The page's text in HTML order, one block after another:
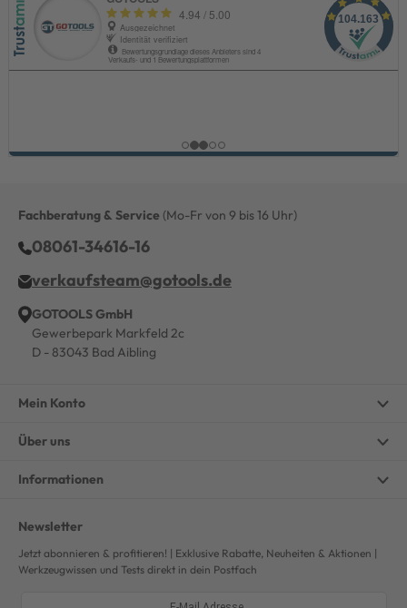
Fachberatung & Service (Mo-Fr von 9 bis 16 Uhr)
08061-34616-16
verkaufsteam@gotools.de
GOTOOLS GmbH
Gewerbepark Markfeld 2c
D - 83043 Bad Aibling
Mein Konto
Über uns
Informationen
Newsletter
Jetzt abonnieren & profitieren! | Exklusive Rabatte, Neuheiten & Aktionen |
Werkzeugwissen und Tests direkt in dein Postfach